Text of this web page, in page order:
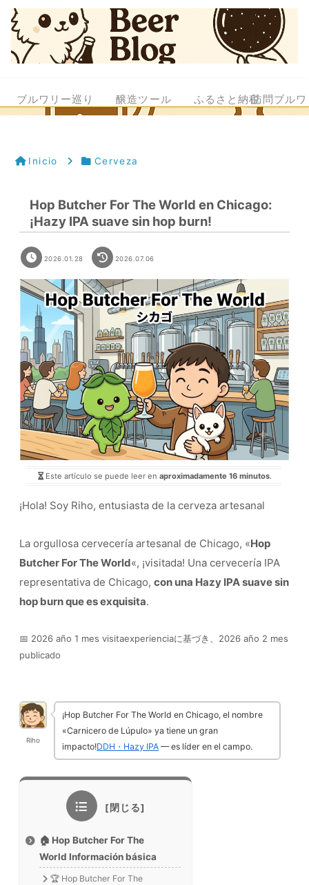
ブルワリー巡り 醸造ツール ふるさと納税訪問ブル
Inicio Cerveza
Hop Butcher For The World en Chicago:
¡Hazy IPA suave sin hop burn!
2026.01.28 2026.07.06
Este artículo se puede leer en aproximadamente 16 minutos.
¡Hola! Soy Riho, entusiasta de la cerveza artesanal
La orgullosa cervecería artesanal de Chicago, «Hop
Butcher For The World«, ¡visitada! Una cervecería IPA
representativa de Chicago, con una Hazy IPA suave sin
hop burn que es exquisita.
📅 2026 año 1 mes visitaexperienciaに基づき、2026 año 2 mes
publicado
Riho
¡Hop Butcher For The World en Chicago, el nombre
«Carnicero de Lúpulo» ya tiene un gran
impacto!DDH・Hazy IPA — es líder en el campo.
🏠 Hop Butcher For The
World Información básica
🏆 Hop Butcher For The